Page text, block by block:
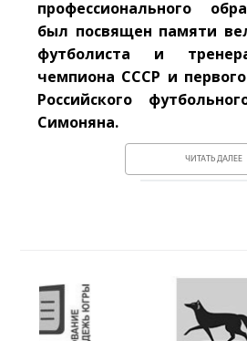
профессионального
был посвящен памяти
футболиста и
чемпиона СССР и
Российского
Симоняна.
ЧИТАТЬ ДАЛЕЕ